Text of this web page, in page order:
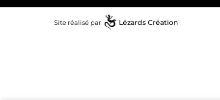
Site réalisé par Lézards Création